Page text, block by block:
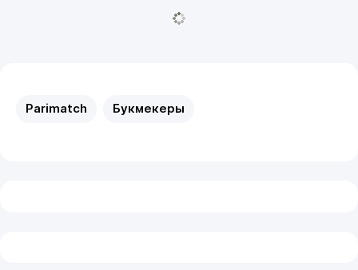
Parimatch Букмекеры